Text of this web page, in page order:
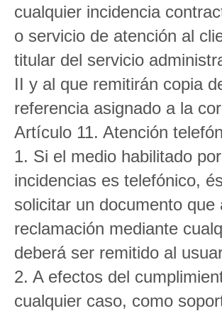
cualquier incidencia
o servicio de atención al
titular del servicio
II y al que remitirán copia
referencia asignado a la
Artículo 11. Atención
1. Si el medio habilitado
incidencias es telefónico,
solicitar un documento
reclamación mediante
deberá ser remitido al
2. A efectos del
cualquier caso, como